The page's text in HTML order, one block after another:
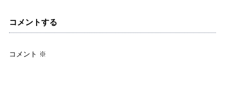
コメントする
コメント ※